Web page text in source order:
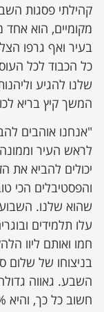
קהילתי פסגות
מקומיים, הוא אחד
בעיר ואף גרפו
כל הכבוד לכל
שלנו להגיע
המשך קיץ בריא
"אנחנו אוהבים
לראש העיר
יכולים להביא את
והפסטיבלים הכי
שהוא שלנו.
עלו תלמידים
חמו ואותם ליוו
בניצוחו של שלום
השבע. גאווה
חשוב כל כך, והיא 100% תוצרת בית שמש.